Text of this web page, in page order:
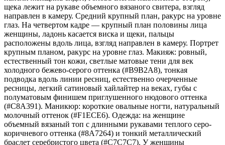
щека лежит на рукаве объемного вязаного свитера, взгляд
направлен в камеру. Средний крупный план, ракурс на уровне
глаз. На четвертом кадре — крупный план половины лица
женщины, ладонь касается виска и щеки, пальцы
расположены вдоль лица, взгляд направлен в камеру. Портрет
крупным планом, ракурс на уровне глаз. Макияж: ровный,
естественный тон кожи, светлые матовые тени для век
холодного бежево-серого оттенка (#B9B2A8), тонкая
подводка вдоль линии ресниц, естественно очерченные
ресницы, легкий сатиновый хайлайтер на веках, губы с
полуматовым финишем приглушенного нюдового оттенка
(#C8A391). Маникюр: короткие овальные ногти, натуральный
молочный оттенок (#F1ECE6). Одежда: на женщине
объемный вязаный топ с длинными рукавами теплого серо-
коричневого оттенка (#8A7264) и тонкий металлический
браслет серебристого цвета (#C7C7C7). У женщины